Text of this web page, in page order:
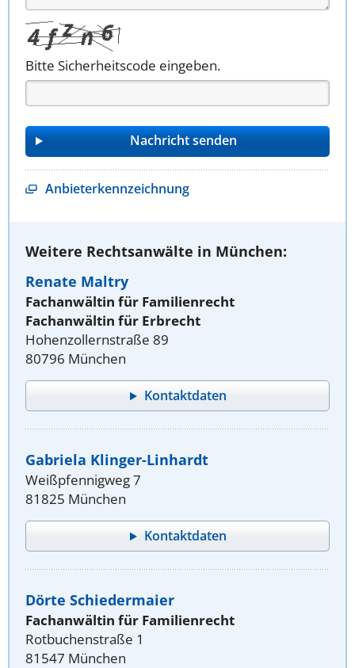
Bitte Sicherheitscode eingeben.
Anbieterkennzeichnung
Weitere Rechtsanwälte in München:
Renate Maltry
Fachanwältin für Familienrecht
Fachanwältin für Erbrecht
Hohenzollernstraße 89
80796 München
Kontaktdaten
Gabriela Klinger-Linhardt
Weißpfennigweg 7
81825 München
Kontaktdaten
Dörte Schiedermaier
Fachanwältin für Familienrecht
Rotbuchenstraße 1
81547 München